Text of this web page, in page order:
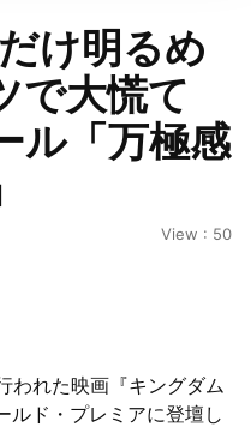
け明るめ
で大慌て
ル「万極感
View : 50
われた映画『キングダム
ルド・プレミアに登壇し